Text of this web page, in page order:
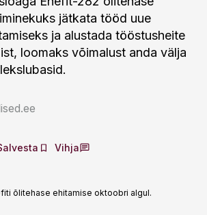
jätkata tööd uue
ja alustada tööstusheite
loomaks võimalust anda välja
Vihja
õlitehase ehitamise oktoobri algul.